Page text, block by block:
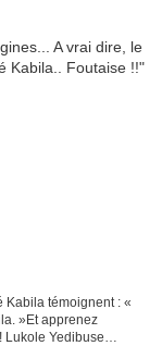
Kabila témoignent : «
»Et apprenez
Lukole Yedibuse